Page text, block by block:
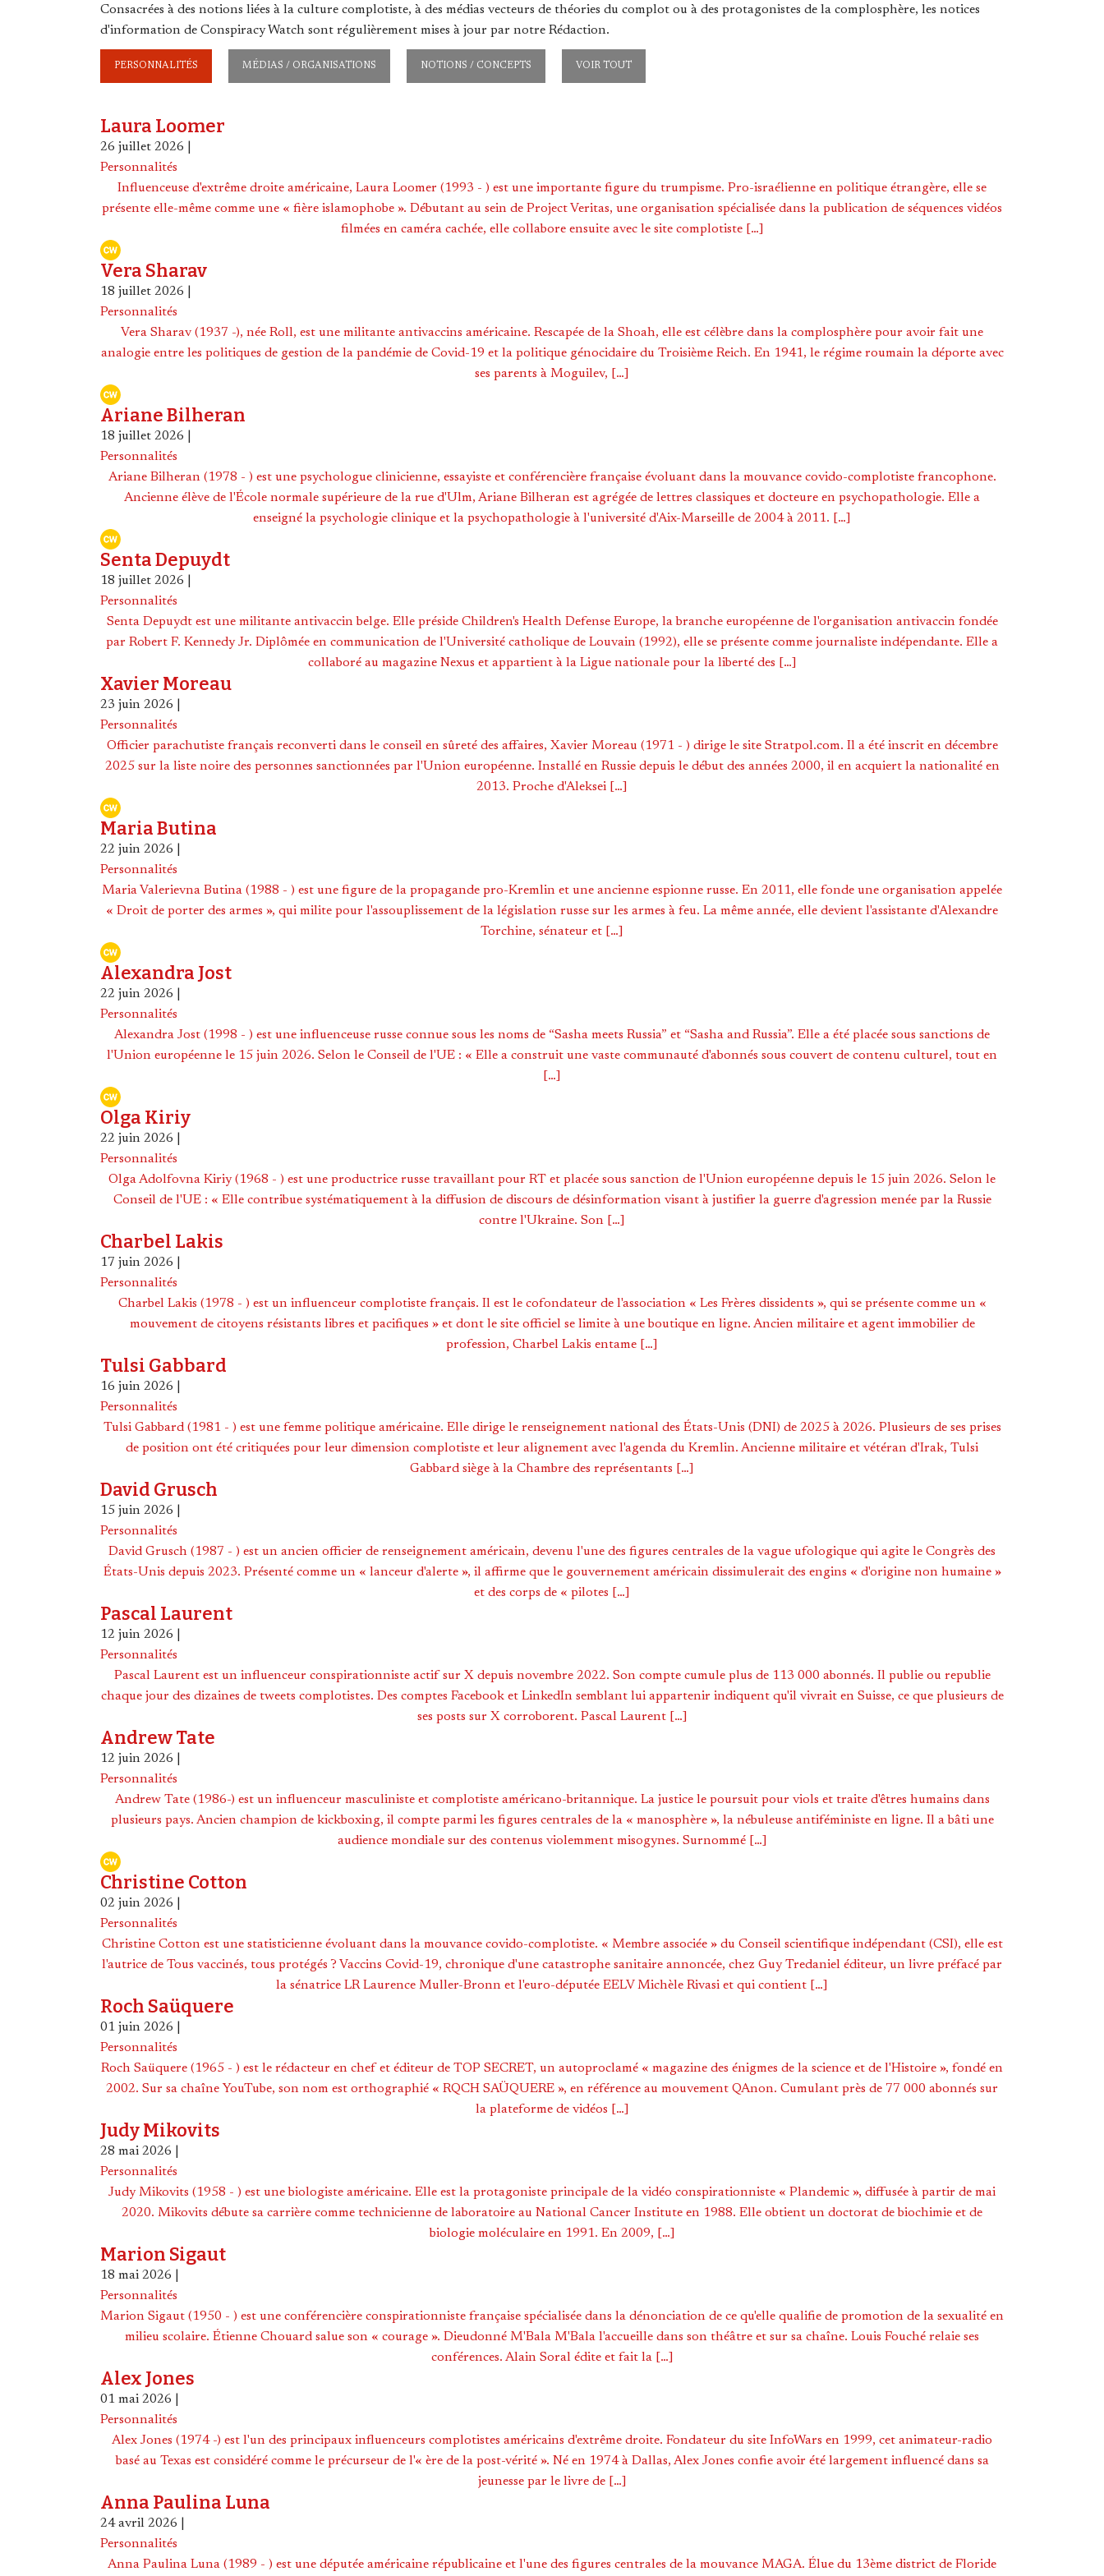
Consacrées à des notions liées à la culture complotiste, à des médias vecteurs de théories du complot ou à des protagonistes de la complosphère, les notices
d'information de Conspiracy Watch sont régulièrement mises à jour par notre Rédaction.
PERSONNALITÉS MÉDIAS / ORGANISATIONS NOTIONS / CONCEPTS VOIR TOUT
Laura Loomer
26 juillet 2026
Personnalités
Influenceuse d'extrême droite américaine, Laura Loomer (1993 - ) est une importante figure du trumpisme. Pro-israélienne en politique étrangère, elle se
présente elle-même comme une « fière islamophobe ». Débutant au sein de Project Veritas, une organisation spécialisée dans la publication de séquences vidéos
filmées en caméra cachée, elle collabore ensuite avec le site complotiste […]
Vera Sharav
18 juillet 2026
Personnalités
Vera Sharav (1937 -), née Roll, est une militante antivaccins américaine. Rescapée de la Shoah, elle est célèbre dans la complosphère pour avoir fait une
analogie entre les politiques de gestion de la pandémie de Covid-19 et la politique génocidaire du Troisième Reich. En 1941, le régime roumain la déporte avec
ses parents à Moguilev, […]
Ariane Bilheran
18 juillet 2026
Personnalités
Ariane Bilheran (1978 - ) est une psychologue clinicienne, essayiste et conférencière française évoluant dans la mouvance covido-complotiste francophone.
Ancienne élève de l'École normale supérieure de la rue d'Ulm, Ariane Bilheran est agrégée de lettres classiques et docteure en psychopathologie. Elle a
enseigné la psychologie clinique et la psychopathologie à l'université d'Aix-Marseille de 2004 à 2011. […]
Senta Depuydt
18 juillet 2026
Personnalités
Senta Depuydt est une militante antivaccin belge. Elle préside Children's Health Defense Europe, la branche européenne de l'organisation antivaccin fondée
par Robert F. Kennedy Jr. Diplômée en communication de l'Université catholique de Louvain (1992), elle se présente comme journaliste indépendante. Elle a
collaboré au magazine Nexus et appartient à la Ligue nationale pour la liberté des […]
Xavier Moreau
23 juin 2026
Personnalités
Officier parachutiste français reconverti dans le conseil en sûreté des affaires, Xavier Moreau (1971 - ) dirige le site Stratpol.com. Il a été inscrit en décembre
2025 sur la liste noire des personnes sanctionnées par l'Union européenne. Installé en Russie depuis le début des années 2000, il en acquiert la nationalité en
2013. Proche d'Aleksei […]
Maria Butina
22 juin 2026
Personnalités
Maria Valerievna Butina (1988 - ) est une figure de la propagande pro-Kremlin et une ancienne espionne russe. En 2011, elle fonde une organisation appelée
« Droit de porter des armes », qui milite pour l'assouplissement de la législation russe sur les armes à feu. La même année, elle devient l'assistante d'Alexandre
Torchine, sénateur et […]
Alexandra Jost
22 juin 2026
Personnalités
Alexandra Jost (1998 - ) est une influenceuse russe connue sous les noms de “Sasha meets Russia” et “Sasha and Russia”. Elle a été placée sous sanctions de
l'Union européenne le 15 juin 2026. Selon le Conseil de l'UE : « Elle a construit une vaste communauté d'abonnés sous couvert de contenu culturel, tout en
[…]
Olga Kiriy
22 juin 2026
Personnalités
Olga Adolfovna Kiriy (1968 - ) est une productrice russe travaillant pour RT et placée sous sanction de l'Union européenne depuis le 15 juin 2026. Selon le
Conseil de l'UE : « Elle contribue systématiquement à la diffusion de discours de désinformation visant à justifier la guerre d'agression menée par la Russie
contre l'Ukraine. Son […]
Charbel Lakis
17 juin 2026
Personnalités
Charbel Lakis (1978 - ) est un influenceur complotiste français. Il est le cofondateur de l'association « Les Frères dissidents », qui se présente comme un «
mouvement de citoyens résistants libres et pacifiques » et dont le site officiel se limite à une boutique en ligne. Ancien militaire et agent immobilier de
profession, Charbel Lakis entame […]
Tulsi Gabbard
16 juin 2026
Personnalités
Tulsi Gabbard (1981 - ) est une femme politique américaine. Elle dirige le renseignement national des États-Unis (DNI) de 2025 à 2026. Plusieurs de ses prises
de position ont été critiquées pour leur dimension complotiste et leur alignement avec l'agenda du Kremlin. Ancienne militaire et vétéran d'Irak, Tulsi
Gabbard siège à la Chambre des représentants […]
David Grusch
15 juin 2026
Personnalités
David Grusch (1987 - ) est un ancien officier de renseignement américain, devenu l'une des figures centrales de la vague ufologique qui agite le Congrès des
États-Unis depuis 2023. Présenté comme un « lanceur d'alerte », il affirme que le gouvernement américain dissimulerait des engins « d'origine non humaine »
et des corps de « pilotes […]
Pascal Laurent
12 juin 2026
Personnalités
Pascal Laurent est un influenceur conspirationniste actif sur X depuis novembre 2022. Son compte cumule plus de 113 000 abonnés. Il publie ou republie
chaque jour des dizaines de tweets complotistes. Des comptes Facebook et LinkedIn semblant lui appartenir indiquent qu'il vivrait en Suisse, ce que plusieurs de
ses posts sur X corroborent. Pascal Laurent […]
Andrew Tate
12 juin 2026
Personnalités
Andrew Tate (1986-) est un influenceur masculiniste et complotiste américano-britannique. La justice le poursuit pour viols et traite d'êtres humains dans
plusieurs pays. Ancien champion de kickboxing, il compte parmi les figures centrales de la « manosphère », la nébuleuse antiféministe en ligne. Il a bâti une
audience mondiale sur des contenus violemment misogynes. Surnommé […]
Christine Cotton
02 juin 2026
Personnalités
Christine Cotton est une statisticienne évoluant dans la mouvance covido-complotiste. « Membre associée » du Conseil scientifique indépendant (CSI), elle est
l'autrice de Tous vaccinés, tous protégés ? Vaccins Covid-19, chronique d'une catastrophe sanitaire annoncée, chez Guy Tredaniel éditeur, un livre préfacé par
la sénatrice LR Laurence Muller-Bronn et l'euro-députée EELV Michèle Rivasi et qui contient […]
Roch Saüquere
01 juin 2026
Personnalités
Roch Saüquere (1965 - ) est le rédacteur en chef et éditeur de TOP SECRET, un autoproclamé « magazine des énigmes de la science et de l'Histoire », fondé en
2002. Sur sa chaîne YouTube, son nom est orthographié « RQCH SAÜQUERE », en référence au mouvement QAnon. Cumulant près de 77 000 abonnés sur
la plateforme de vidéos […]
Judy Mikovits
28 mai 2026
Personnalités
Judy Mikovits (1958 - ) est une biologiste américaine. Elle est la protagoniste principale de la vidéo conspirationniste « Plandemic », diffusée à partir de mai
2020. Mikovits débute sa carrière comme technicienne de laboratoire au National Cancer Institute en 1988. Elle obtient un doctorat de biochimie et de
biologie moléculaire en 1991. En 2009, […]
Marion Sigaut
18 mai 2026
Personnalités
Marion Sigaut (1950 - ) est une conférencière conspirationniste française spécialisée dans la dénonciation de ce qu'elle qualifie de promotion de la sexualité en
milieu scolaire. Étienne Chouard salue son « courage ». Dieudonné M'Bala M'Bala l'accueille dans son théâtre et sur sa chaîne. Louis Fouché relaie ses
conférences. Alain Soral édite et fait la […]
Alex Jones
01 mai 2026
Personnalités
Alex Jones (1974 -) est l'un des principaux influenceurs complotistes américains d'extrême droite. Fondateur du site InfoWars en 1999, cet animateur-radio
basé au Texas est considéré comme le précurseur de l'« ère de la post-vérité ». Né en 1974 à Dallas, Alex Jones confie avoir été largement influencé dans sa
jeunesse par le livre de […]
Anna Paulina Luna
24 avril 2026
Personnalités
Anna Paulina Luna (1989 - ) est une députée américaine républicaine et l'une des figures centrales de la mouvance MAGA. Élue du 13ème district de Floride
Cookies management panel